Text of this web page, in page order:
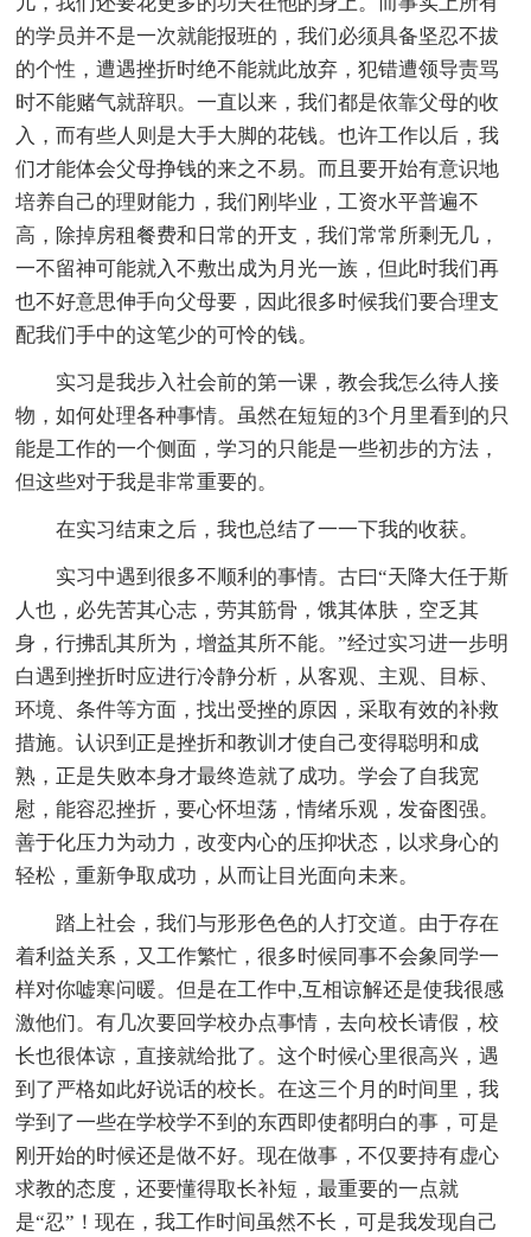
的学员并不是一次就能报班的，我们必须具备坚忍不拔
的个性，遭遇挫折时绝不能就此放弃，犯错遭领导责骂
时不能赌气就辞职。一直以来，我们都是依靠父母的收
入，而有些人则是大手大脚的花钱。也许工作以后，我
们才能体会父母挣钱的来之不易。而且要开始有意识地
培养自己的理财能力，我们刚毕业，工资水平普遍不
高，除掉房租餐费和日常的开支，我们常常所剩无几，
一不留神可能就入不敷出成为月光一族，但此时我们再
也不好意思伸手向父母要，因此很多时候我们要合理支
配我们手中的这笔少的可怜的钱。
实习是我步入社会前的第一课，教会我怎么待人接
物，如何处理各种事情。虽然在短短的3个月里看到的只
能是工作的一个侧面，学习的只能是一些初步的方法，
但这些对于我是非常重要的。
在实习结束之后，我也总结了一一下我的收获。
实习中遇到很多不顺利的事情。古曰“天降大任于斯
人也，必先苦其心志，劳其筋骨，饿其体肤，空乏其
身，行拂乱其所为，增益其所不能。”经过实习进一步明
白遇到挫折时应进行冷静分析，从客观、主观、目标、
环境、条件等方面，找出受挫的原因，采取有效的补救
措施。认识到正是挫折和教训才使自己变得聪明和成
熟，正是失败本身才最终造就了成功。学会了自我宽
慰，能容忍挫折，要心怀坦荡，情绪乐观，发奋图强。
善于化压力为动力，改变内心的压抑状态，以求身心的
轻松，重新争取成功，从而让目光面向未来。
踏上社会，我们与形形色色的人打交道。由于存在
着利益关系，又工作繁忙，很多时候同事不会象同学一
样对你嘘寒问暖。但是在工作中,互相谅解还是使我很感
激他们。有几次要回学校办点事情，去向校长请假，校
长也很体谅，直接就给批了。这个时候心里很高兴，遇
到了严格如此好说话的校长。在这三个月的时间里，我
学到了一些在学校学不到的东西即使都明白的事，可是
刚开始的时候还是做不好。现在做事，不仅要持有虚心
求教的态度，还要懂得取长补短，最重要的一点就
是“忍”！现在，我工作时间虽然不长，可是我发现自己